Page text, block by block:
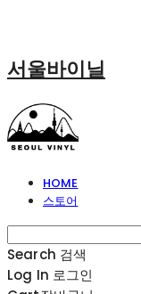
서울바이닐
HOME
스토어
Search 검색
Log In 로그인